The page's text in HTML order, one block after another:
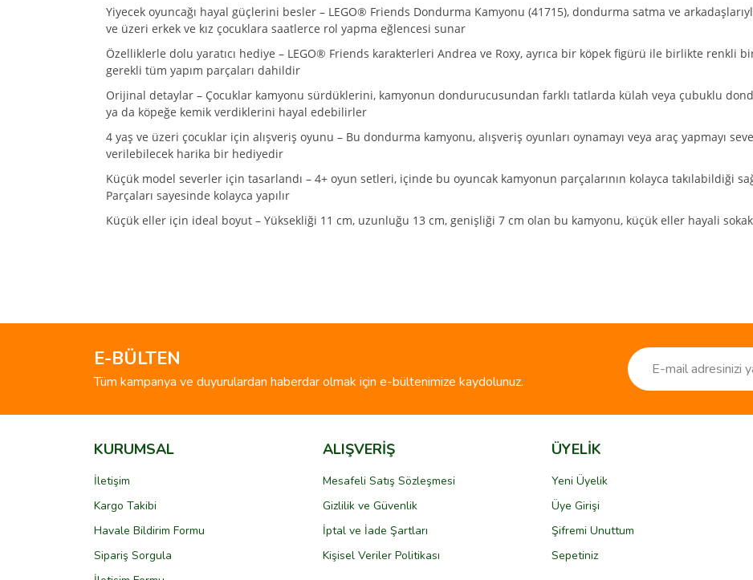
Yiyecek oyuncağı hayal güçlerini besler – LEGO® Friends Dondurma Kamyonu (41715), dondurma satma ve
ve üzeri erkek ve kız çocuklara saatlerce rol yapma eğlencesi sunar
Özelliklerle dolu yaratıcı hediye – LEGO® Friends karakterleri Andrea ve Roxy, ayrıca bir köpek figürü ile birlikte renkli
gerekli tüm yapım parçaları dahildir
Orijinal detaylar – Çocuklar kamyonu sürdüklerini, kamyonun dondurucusundan farklı tatlarda külah veya çubuklu
ya da köpeğe kemik verdiklerini hayal edebilirler
4 yaş ve üzeri çocuklar için alışveriş oyunu – Bu dondurma kamyonu, alışveriş oyunları oynamayı veya araç yapmayı
verilebilecek harika bir hediyedir
Küçük model severler için tasarlandı – 4+ oyun setleri, içinde bu oyuncak kamyonun parçalarının kolayca takılabildiği
Parçaları sayesinde kolayca yapılır
Küçük eller için ideal boyut – Yüksekliği 11 cm, uzunluğu 13 cm, genişliği 7 cm olan bu kamyonu, küçük eller hayali
Ürün resmi kalitesiz, bozuk veya görüntülenemiyor.
Bu ürüne benzer farklı alternatifler olmalı.
E-BÜLTEN
Tüm kampanya ve duyurulardan haberdar olmak için e-bültenimize kaydolunuz.
KURUMSAL
İletişim
Kargo Takibi
Havale Bildirim Formu
Sipariş Sorgula
ALIŞVERİŞ
Mesafeli Satış Sözleşmesi
Gizlilik ve Güvenlik
İptal ve İade Şartları
Kişisel Veriler Politikası
ÜYELİK
Yeni Üyelik
Üye Girişi
Şifremi Unuttum
Sepetiniz